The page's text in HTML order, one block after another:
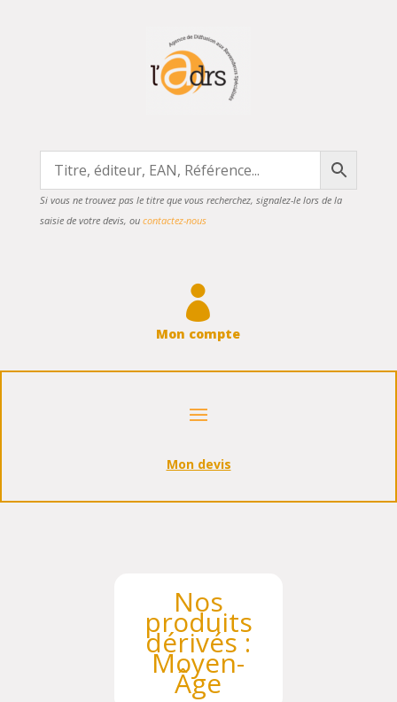
Si vous ne trouvez pas le titre que vous recherchez, signalez-le lors de la
saisie de votre devis, ou contactez-nous

Mon compte
Mon devis
Nos
produits
dérivés :
Moyen-
Âge